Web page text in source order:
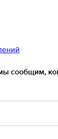
сообщим,